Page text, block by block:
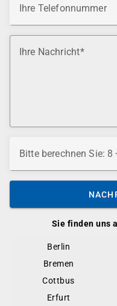
Sie finden uns
Berlin
Bremen
Cottbus
Erfurt
Ihre Telefonnummer
Ihre Nachricht
Bitte berechnen Sie: 8